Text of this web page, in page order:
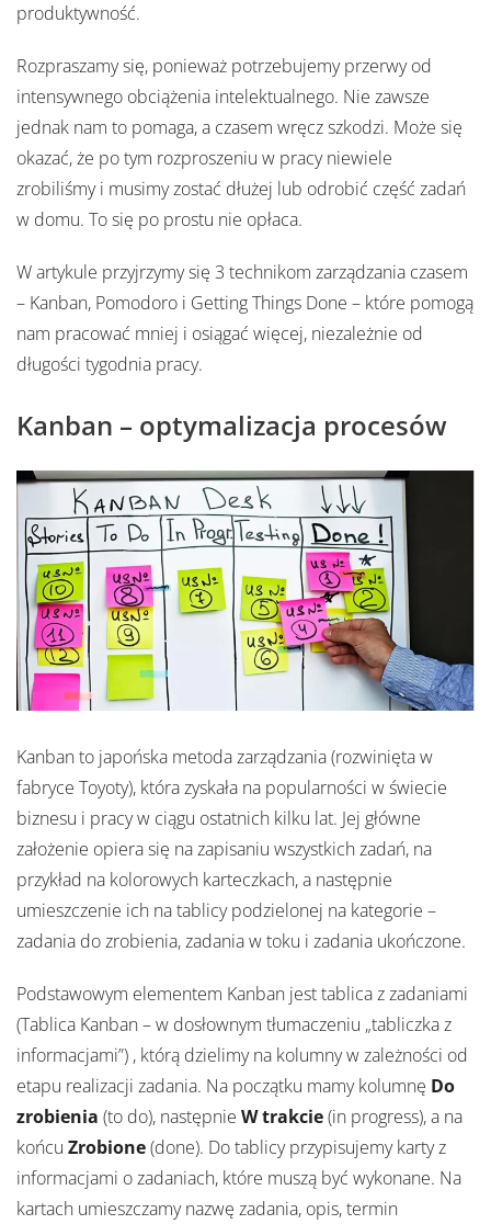
produktywność.
Rozpraszamy się, ponieważ potrzebujemy przerwy od
intensywnego obciążenia intelektualnego. Nie zawsze
jednak nam to pomaga, a czasem wręcz szkodzi. Może się
okazać, że po tym rozproszeniu w pracy niewiele
zrobiliśmy i musimy zostać dłużej lub odrobić część zadań
w domu. To się po prostu nie opłaca.
W artykule przyjrzymy się 3 technikom zarządzania czasem
– Kanban, Pomodoro i Getting Things Done – które pomogą
nam pracować mniej i osiągać więcej, niezależnie od
długości tygodnia pracy.
Kanban – optymalizacja procesów
Kanban to japońska metoda zarządzania (rozwinięta w
fabryce Toyoty), która zyskała na popularności w świecie
biznesu i pracy w ciągu ostatnich kilku lat. Jej główne
założenie opiera się na zapisaniu wszystkich zadań, na
przykład na kolorowych karteczkach, a następnie
umieszczenie ich na tablicy podzielonej na kategorie –
zadania do zrobienia, zadania w toku i zadania ukończone.
Podstawowym elementem Kanban jest tablica z zadaniami
(Tablica Kanban – w dosłownym tłumaczeniu „tabliczka z
informacjami”) , którą dzielimy na kolumny w zależności od
etapu realizacji zadania. Na początku mamy kolumnę Do
zrobienia (to do), następnie W trakcie(in progress), a na
końcu Zrobione(done). Do tablicy przypisujemy karty z
informacjami o zadaniach, które muszą być wykonane. Na
kartach umieszczamy nazwę zadania, opis, termin